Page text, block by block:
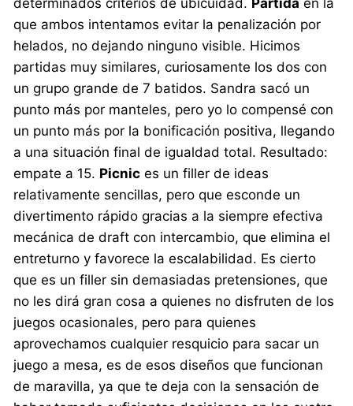
que ambos intentamos evitar la penalización por
helados, no dejando ninguno visible. Hicimos
partidas muy similares, curiosamente los dos con
un grupo grande de 7 batidos. Sandra sacó un
punto más por manteles, pero yo lo compensé con
un punto más por la bonificación positiva, llegando
a una situación final de igualdad total. Resultado:
empate a 15. Picnic es un filler de ideas
relativamente sencillas, pero que esconde un
divertimento rápido gracias a la siempre efectiva
mecánica de draft con intercambio, que elimina el
entreturno y favorece la escalabilidad. Es cierto
que es un filler sin demasiadas pretensiones, que
no les dirá gran cosa a quienes no disfruten de los
juegos ocasionales, pero para quienes
aprovechamos cualquier resquicio para sacar un
juego a mesa, es de esos diseños que funcionan
de maravilla, ya que te deja con la sensación de